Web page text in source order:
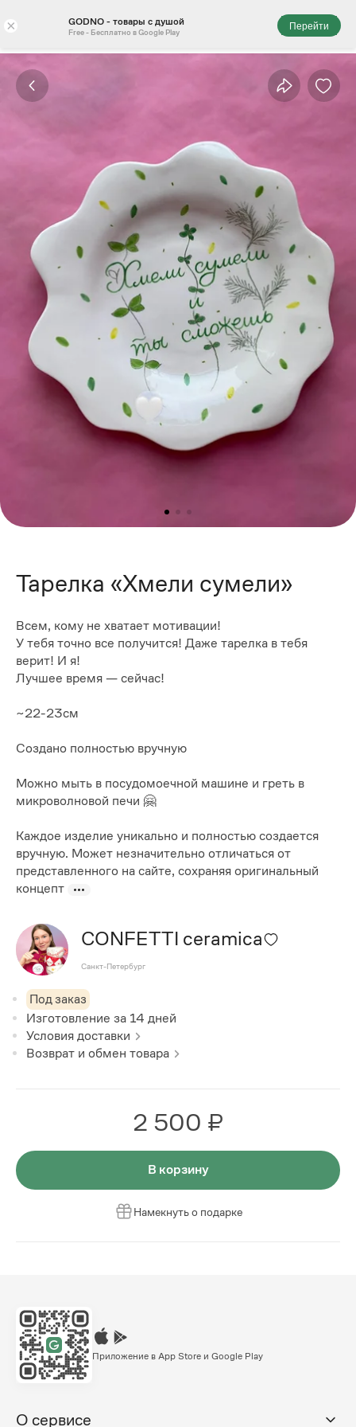
× GODNO - товары с душой
Free - Бесплатно в Google Play
Перейти
Тарелка «Хмели сумели»
Всем, кому не хватает мотивации!
У тебя точно все получится! Даже тарелка в тебя
верит! И я!
Лучшее время — сейчас!
~22-23см
Создано полностью вручную
Можно мыть в посудомоечной машине и греть в
микроволновой печи 🤗
Каждое изделие уникально и полностью создается
вручную. Может незначительно отличаться от
представленного на сайте, сохраняя оригинальный
концепт
CONFETTI ceramica
Санкт-Петербург
Под заказ
Изготовление за 14 дней
Условия доставки
Возврат и обмен товара
2 500 ₽
В корзину
Намекнуть о подарке
Приложение в App Store и Google Play
О сервисе